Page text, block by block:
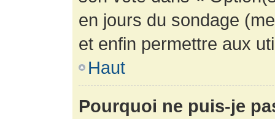
en jours du sondage
et enfin permettre aux
Haut
Pourquoi ne puis-je